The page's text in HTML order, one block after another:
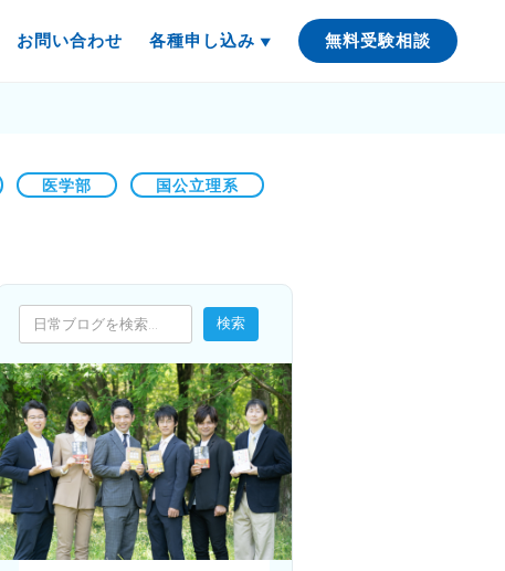
お問い合わせ 各種申し込み 無料受験相談
医学部 国公立理系
検索
検索